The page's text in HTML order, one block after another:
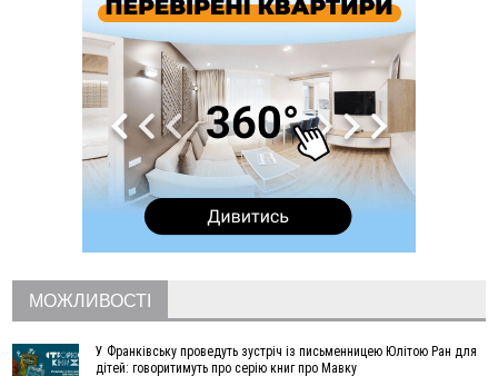
Прикарпаття серед лідерів за будівництвом новобудов і
рекордсмен за зростанням цін на житло
ВІДЕО
Де безпечно купатися на Прикарпатті?
У Франківську дружина загиблого воїна створила
організацію «КОД 7'Я», аби підтримувати військових та їхні
сім'ї
У Коломиї на одній з вулиць встановлять комплекс
автоматичної фіксації швидкості
Війна забрала життя трьох воїнів з Прикарпаття
14:31
«Багато питань буде знято». На громадських слуханнях в
Яремче обговорили, як вирішити питання джипінгу в
Карпатах
13:54
5 «тихих» хвороб, які виявляє профілактичне обстеження
МОЖЛИВОСТІ
У Франківську проведуть зустріч із письменницею Юлітою Ран для
дітей: говоритимуть про серію книг про Мавку